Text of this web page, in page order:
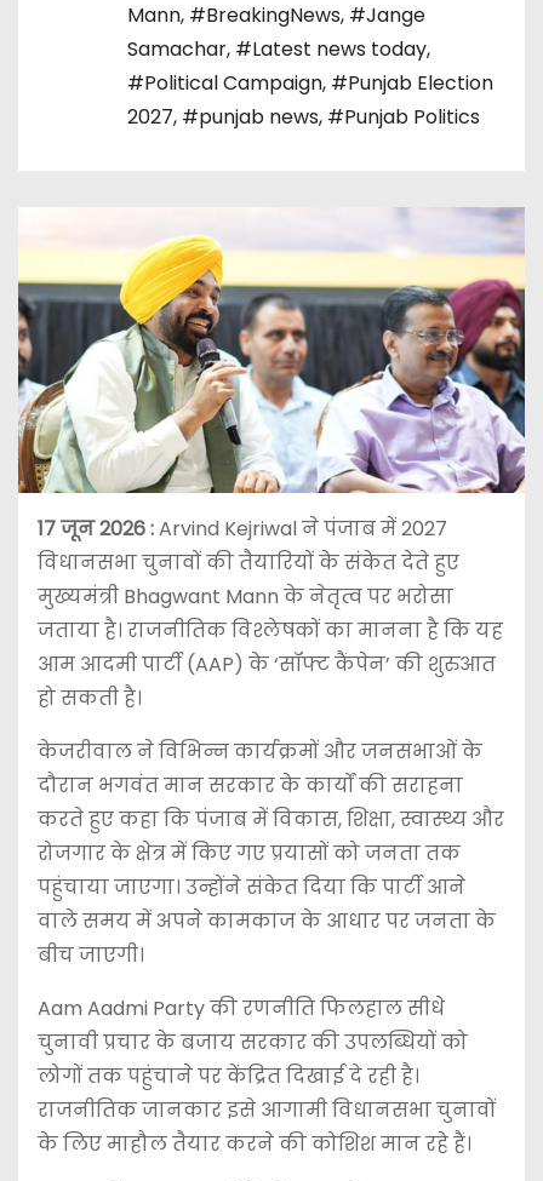
Mann, #BreakingNews, #Jange
Samachar, #Latest news today,
#Political Campaign, #Punjab Election
2027, #punjab news, #Punjab Politics
17 जून 2026:Arvind Kejriwal ने पंजाब में 2027
विधानसभा चुनावों की तैयारियों के संकेत देते हुए
मुख्यमंत्री Bhagwant Mann के नेतृत्व पर भरोसा
जताया है। राजनीतिक विश्लेषकों का मानना है कि यह
आम आदमी पार्टी (AAP) के ‘सॉफ्ट कैंपेन’ की शुरुआत
हो सकती है।
केजरीवाल ने विभिन्न कार्यक्रमों और जनसभाओं के
दौरान भगवंत मान सरकार के कार्यों की सराहना
करते हुए कहा कि पंजाब में विकास, शिक्षा, स्वास्थ्य और
रोजगार के क्षेत्र में किए गए प्रयासों को जनता तक
पहुंचाया जाएगा। उन्होंने संकेत दिया कि पार्टी आने
वाले समय में अपने कामकाज के आधार पर जनता के
बीच जाएगी।
Aam Aadmi Party की रणनीति फिलहाल सीधे
चुनावी प्रचार के बजाय सरकार की उपलब्धियों को
लोगों तक पहुंचाने पर केंद्रित दिखाई दे रही है।
राजनीतिक जानकार इसे आगामी विधानसभा चुनावों
के लिए माहौल तैयार करने की कोशिश मान रहे हैं।